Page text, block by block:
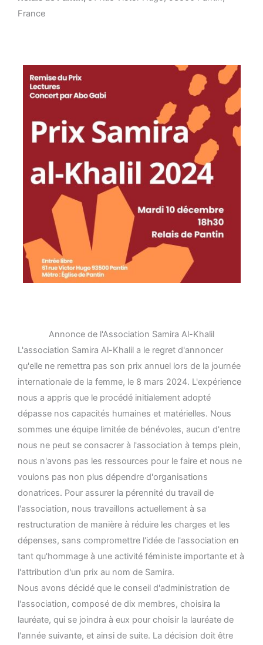
France
Annonce de l'Association Samira Al-Khalil
L'association Samira Al-Khalil a le regret d'annoncer
qu'elle ne remettra pas son prix annuel lors de la journée
internationale de la femme, le 8 mars 2024. L'expérience
nous a appris que le procédé initialement adopté
dépasse nos capacités humaines et matérielles. Nous
sommes une équipe limitée de bénévoles, aucun d'entre
nous ne peut se consacrer à l'association à temps plein,
nous n'avons pas les ressources pour le faire et nous ne
voulons pas non plus dépendre d'organisations
donatrices. Pour assurer la pérennité du travail de
l'association, nous travaillons actuellement à sa
restructuration de manière à réduire les charges et les
dépenses, sans compromettre l'idée de l'association en
tant qu'hommage à une activité féministe importante et à
l'attribution d'un prix au nom de Samira.
Nous avons décidé que le conseil d'administration de
l'association, composé de dix membres, choisira la
lauréate, qui se joindra à eux pour choisir la lauréate de
l'année suivante, et ainsi de suite. La décision doit être